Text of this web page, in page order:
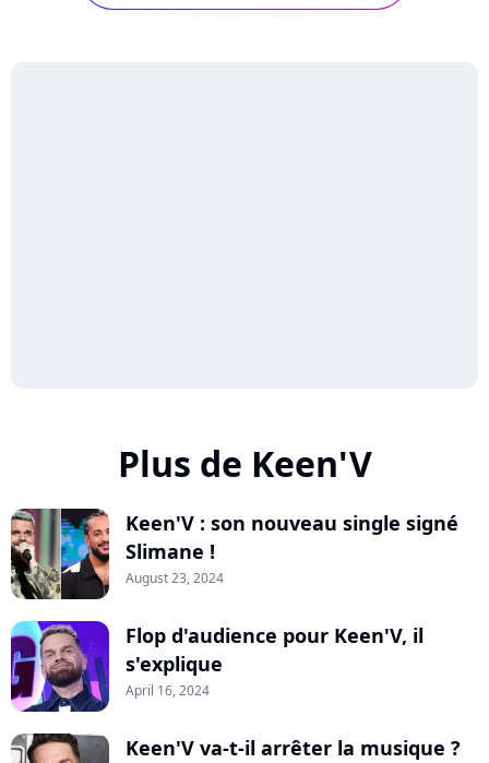
Plus de Keen'V
Keen'V : son nouveau single signé
Slimane !
August 23, 2024
Flop d'audience pour Keen'V, il
s'explique
April 16, 2024
Keen'V va-t-il arrêter la musique ?